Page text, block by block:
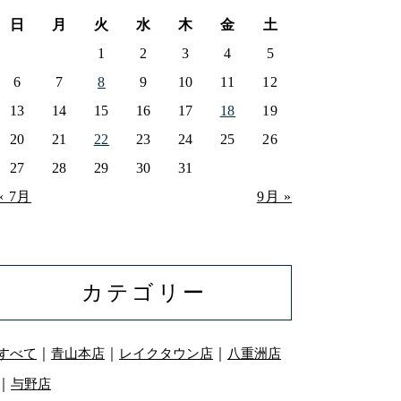
日 月 火 水 木 金 土
7月 9月 »
1 2 3 4
5
6
7 8 9 10 11
12
13
14 15 16 17 18
19
20
21 22 23 24 25
26
27
28 29 30 31
カテゴリー
べて 青山本店｜ レイクタウン店｜ 八重洲店
与野店